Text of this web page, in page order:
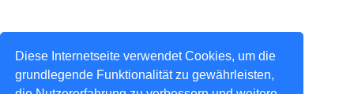
Diese Internetseite verwendet Cookies, um die
grundlegende Funktionalität zu gewährleisten,